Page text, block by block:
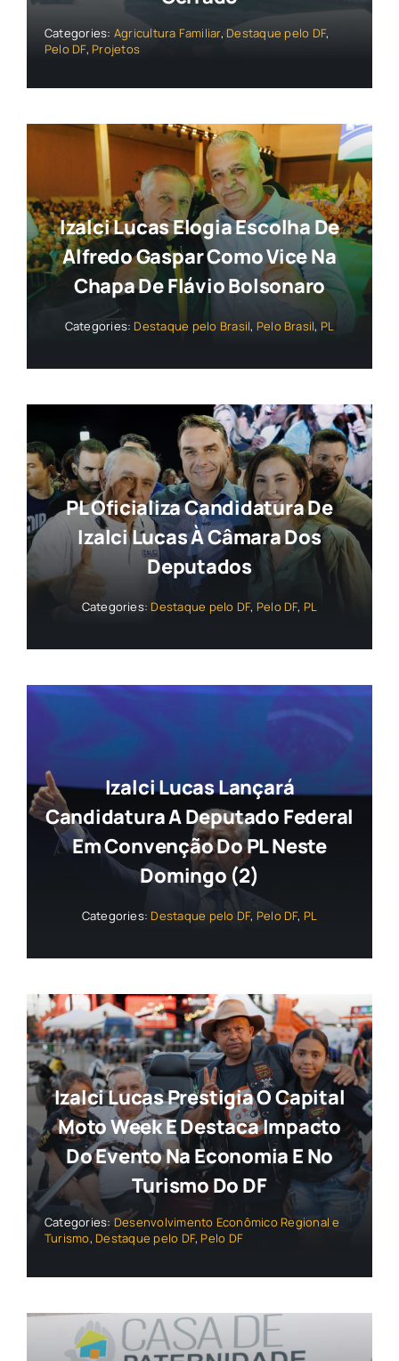
Categories: Agricultura Familiar,Destaque pelo DF,
Pelo DF, Projetos
Izalci Lucas Elogia Escolha De
Alfredo Gaspar Como Vice Na
Chapa De Flávio Bolsonaro
Categories: Destaque pelo Brasil, Pelo Brasil, PL
PL Oficializa Candidatura De
Izalci Lucas À Câmara Dos
Deputados
Categories: Destaque pelo DF, Pelo DF, PL
Izalci Lucas Lançará
Candidatura A Deputado Federal
Em Convenção Do PL Neste
Domingo (2)
Categories: Destaque pelo DF, Pelo DF, PL
Izalci Lucas Prestigia O Capital
Moto Week E Destaca Impacto
Do Evento Na Economia E No
Turismo Do DF
Categories: Desenvolvimento Econômico Regional e
Turismo, Destaque pelo DF, Pelo DF